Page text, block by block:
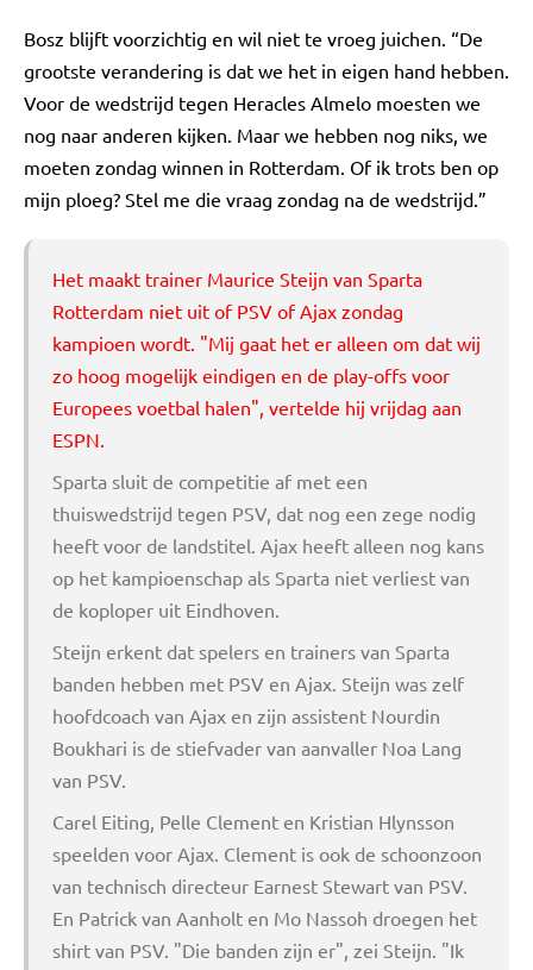
Bosz blijft voorzichtig en wil niet te vroeg juichen. “De
grootste verandering is dat we het in eigen hand hebben.
Voor de wedstrijd tegen Heracles Almelo moesten we
nog naar anderen kijken. Maar we hebben nog niks, we
moeten zondag winnen in Rotterdam. Of ik trots ben op
mijn ploeg? Stel me die vraag zondag na de wedstrijd.”
Het maakt trainer Maurice Steijn van Sparta
Rotterdam niet uit of PSV of Ajax zondag
kampioen wordt. "Mij gaat het er alleen om dat wij
zo hoog mogelijk eindigen en de play-offs voor
Europees voetbal halen", vertelde hij vrijdag aan
ESPN.
Sparta sluit de competitie af met een
thuiswedstrijd tegen PSV, dat nog een zege nodig
heeft voor de landstitel. Ajax heeft alleen nog kans
op het kampioenschap als Sparta niet verliest van
de koploper uit Eindhoven.
Steijn erkent dat spelers en trainers van Sparta
banden hebben met PSV en Ajax. Steijn was zelf
hoofdcoach van Ajax en zijn assistent Nourdin
Boukhari is de stiefvader van aanvaller Noa Lang
van PSV.
Carel Eiting, Pelle Clement en Kristian Hlynsson
speelden voor Ajax. Clement is ook de schoonzoon
van technisch directeur Earnest Stewart van PSV.
En Patrick van Aanholt en Mo Nassoh droegen het
shirt van PSV. "Die banden zijn er", zei Steijn. "Ik